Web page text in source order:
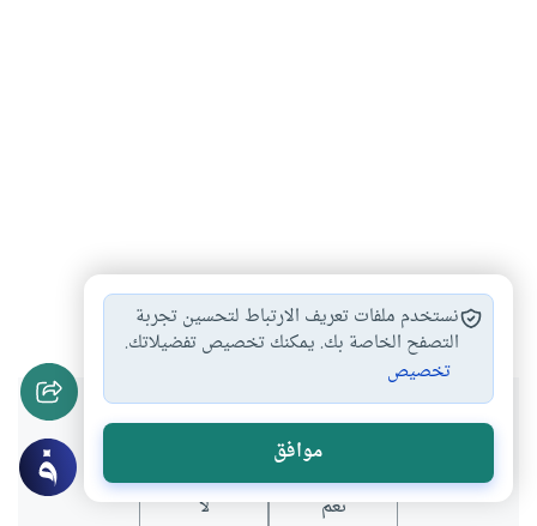
الإيمان # الغيب
هل انتفعت بهذا المحتوى؟
نعم لا
نستخدم ملفات تعريف الارتباط لتحسين تجربة
التصفح الخاصة بك. يمكنك تخصيص تفضيلاتك.
تخصيص
موافق